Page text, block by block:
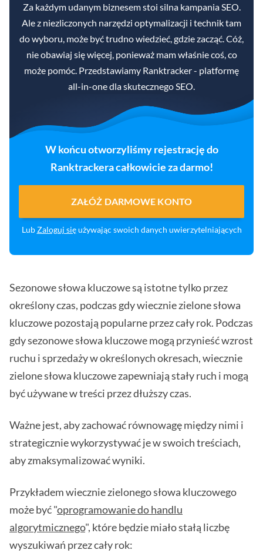
Za każdym udanym biznesem stoi silna kampania SEO.
Ale z niezliczonych narzędzi optymalizacji i technik tam
do wyboru, może być trudno wiedzieć, gdzie zacząć. Cóż,
nie obawiaj się więcej, ponieważ mam właśnie coś, co
może pomóc. Przedstawiamy Ranktracker - platformę
all-in-one dla skutecznego SEO.
W końcu otworzyliśmy rejestrację do
Ranktrackera całkowicie za darmo!
ZAŁÓŻ DARMOWE KONTO
LubZaloguj sięużywając swoich danych uwierzytelniających
Sezonowe słowa kluczowe są istotne tylko przez
określony czas, podczas gdy wiecznie zielone słowa
kluczowe pozostają popularne przez cały rok. Podczas
gdy sezonowe słowa kluczowe mogą przynieść wzrost
ruchu i sprzedaży w określonych okresach, wiecznie
zielone słowa kluczowe zapewniają stały ruch i mogą
być używane w treści przez dłuższy czas.
Ważne jest, aby zachować równowagę między nimi i
strategicznie wykorzystywać je w swoich treściach,
aby zmaksymalizować wyniki.
Przykładem wiecznie zielonego słowa kluczowego
może być "oprogramowanie do handlu
algorytmicznego", które będzie miało stałą liczbę
wyszukiwań przez cały rok: